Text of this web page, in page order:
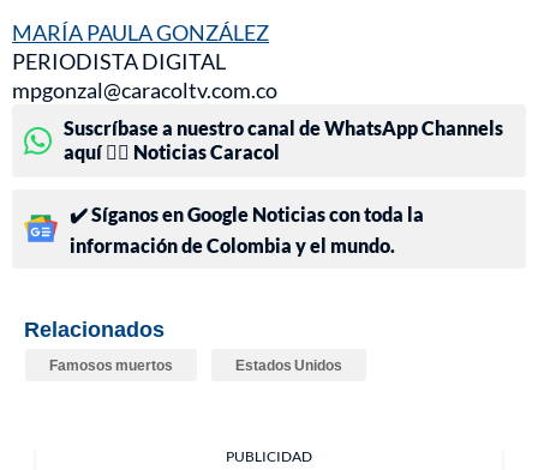
MARÍA PAULA GONZÁLEZ
PERIODISTA DIGITAL
mpgonzal@caracoltv.com.co
Suscríbase a nuestro canal de WhatsApp Channels
aquí 👉🏻 Noticias Caracol
✔️ Síganos en Google Noticias con toda la
información de Colombia y el mundo.
Relacionados
Famosos muertos Estados Unidos
PUBLICIDAD